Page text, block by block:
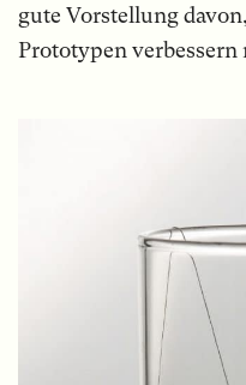
gute Vorstellung
Prototypen verbessern